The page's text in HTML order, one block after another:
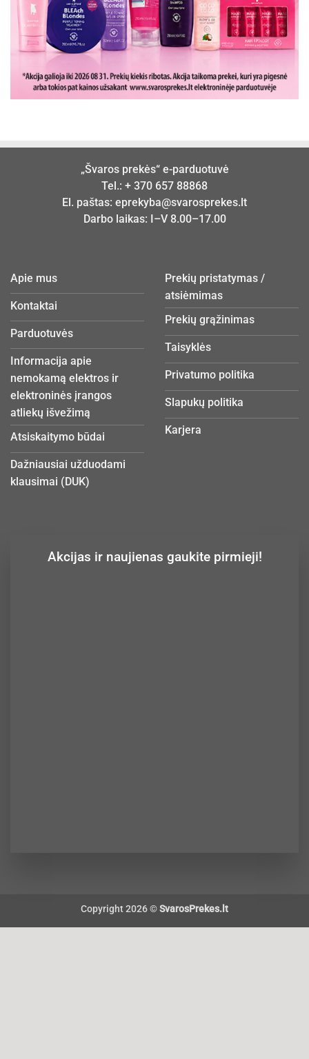
„Švaros prekės“ e-parduotuvė
Tel.: + 370 657 88868
El. paštas: eprekyba@svarosprekes.lt
Darbo laikas: I–V 8.00–17.00
Apie mus
Kontaktai
Parduotuvės
Informacija apie
nemokamą elektros ir
elektroninės įrangos
atliekų išvežimą
Atsiskaitymo būdai
Dažniausiai užduodami
klausimai (DUK)
Prekių pristatymas /
atsiėmimas
Prekių grąžinimas
Taisyklės
Privatumo politika
Slapukų politika
Karjera
Akcijas ir naujienas gaukite pirmieji!
Copyright 2026 ©SvarosPrekes.lt